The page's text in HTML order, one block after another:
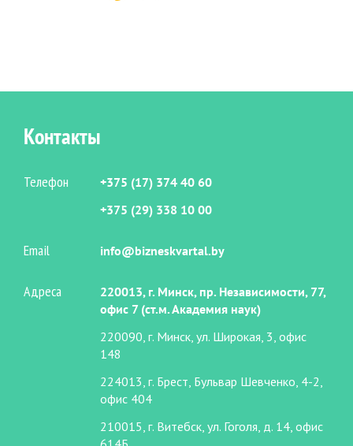
Контакты
Телефон
+375 (17) 374 40 60
+375 (29) 338 10 00
Email info@bizneskvartal.by
Адреса
220013, г. Минск, пр. Независимости, 77,
офис 7 (ст.м. Академия наук)
220090, г. Минск, ул. Широкая, 3, офис
148
224013, г. Брест, Бульвар Шевченко, 4-2,
офис 404
210015, г. Витебск, ул. Гоголя, д. 14, офис